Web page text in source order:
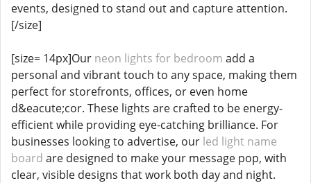
events, designed to stand out and capture attention.
[/size]
[size= 14px]Our neon lights for bedroom add a
personal and vibrant touch to any space, making them
perfect for storefronts, offices, or even home
d&eacute;cor. These lights are crafted to be energy-
efficient while providing eye-catching brilliance. For
businesses looking to advertise, our led light name
board are designed to make your message pop, with
clear, visible designs that work both day and night.